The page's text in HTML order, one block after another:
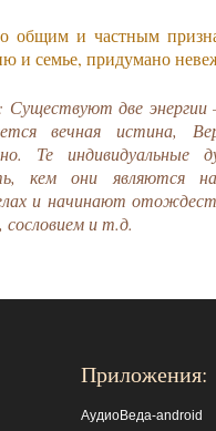
общим и частным
и семье, придумано
две энергии —
вечная истина,
Те индивидуальные
кем они являются
и начинают
и т.д.
Приложения:
АудиоВеда-android